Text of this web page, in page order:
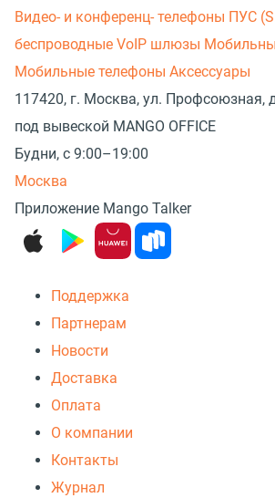
Видео- и конференц- телефоны ПУС
беспроводные VoIP шлюзы
Мобильные телефоны Аксессуары
117420, г. Москва, ул. Профсоюзная,
под вывеской MANGO OFFICE
Будни, с 9:00–19:00
Москва
Приложение Mango Talker
Поддержка
Партнерам
Новости
Доставка
Оплата
О компании
Контакты
Журнал